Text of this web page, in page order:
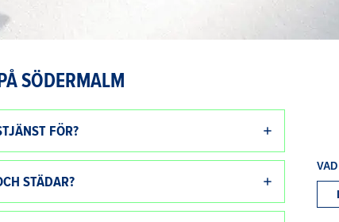
SÖDERMALM
FÖR?
STÄDAR?